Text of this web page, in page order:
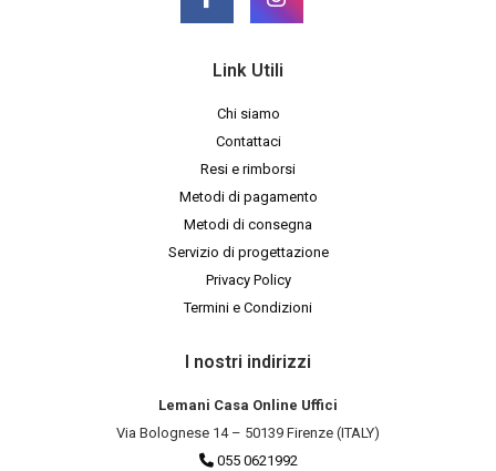
Link Utili
Chi siamo
Contattaci
Resi e rimborsi
Metodi di pagamento
Metodi di consegna
Servizio di progettazione
Privacy Policy
Termini e Condizioni
I nostri indirizzi
Lemani Casa Online Uffici
Via Bolognese 14 – 50139 Firenze (ITALY)
055 0621992